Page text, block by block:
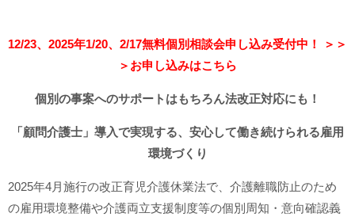
12/23、2025年1/20、2/17無料個別相談会申し込み受付中！
＞＞
＞ お申し込みはこちら
個別の事案へのサポートはもちろん法改正対応にも！
「顧問介護士」導入で実現する、安心して働き続けられる雇用
環境づくり
2025年4月施行の改正育児介護休業法で、介護離職防止のため
の雇用環境整備や介護両立支援制度等の個別周知・意向確認義